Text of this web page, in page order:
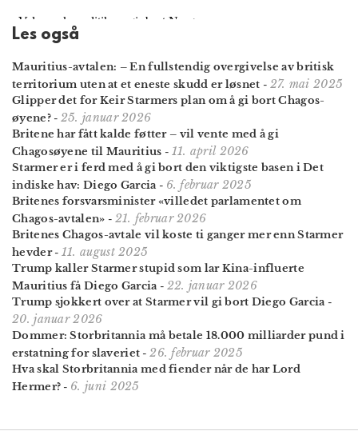
Les også
Mauritius-avtalen: – En fullstendig over­givelse av britisk
territorium uten at et eneste skudd er løsnet - 27. mai 2025
Glipper det for Keir Starmers plan om å gi bort Chagos-
øyene?- 25. januar 2026
Britene har fått kalde føtter – vil vente med å gi
Chagosøyene til Mauritius - 11. april 2026
Starmer er i ferd med å gi bort den viktigste basen i Det
indiske hav: Diego Garcia - 6. februar 2025
Britenes forsvars­minister «villedet parla­mentet om
Chagos-avtalen» - 21. februar 2026
Britenes Chagos-avtale vil koste ti ganger mer enn Starmer
hevder- 11. august 2025
Trump kaller Starmer stupid som lar Kina-influerte
Mauritius få Diego Garcia - 22. januar 2026
Trump sjokkert over at Starmer vil gi bort Diego Garcia -
20. januar 2026
Dommer: Storbritannia må betale 18.000 milliarder pund i
erstatning for slaveriet -26. februar 2025
Hva skal Storbritannia med fiender når de har Lord
Hermer? - 6. juni 2025